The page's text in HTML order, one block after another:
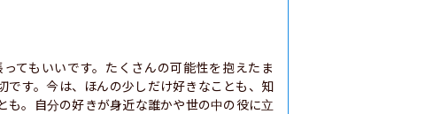
てもいいです。たくさんの可能性を抱えたま
です。今は、ほんの少しだけ好きなことも、知
も。自分の好きが身近な誰かや世の中の役に立